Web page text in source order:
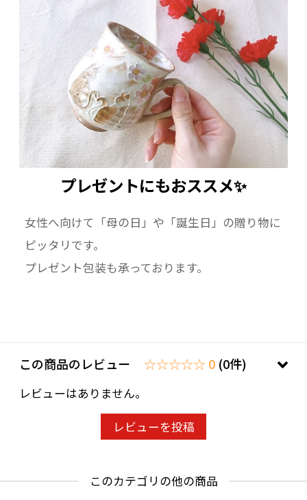
プレゼントにもおススメ✨
女性へ向けて「母の日」や「誕生日」の贈り物に
ピッタリです。
プレゼント包装も承っております。
この商品のレビュー ☆☆☆☆☆ 0 (0件)
レビューはありません。
レビューを投稿
このカテゴリの他の商品